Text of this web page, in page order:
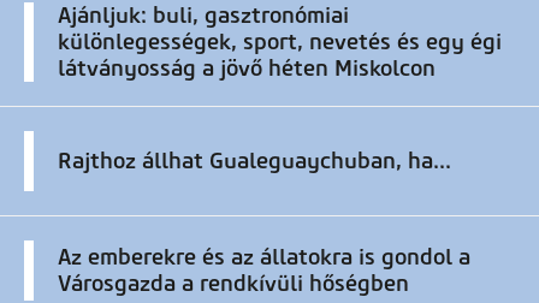
Ajánljuk: buli, gasztronómiai
különlegességek, sport, nevetés és egy égi
látványosság a jövő héten Miskolcon
Rajthoz állhat Gualeguaychuban, ha...
Az emberekre és az állatokra is gondol a
Városgazda a rendkívüli hőségben